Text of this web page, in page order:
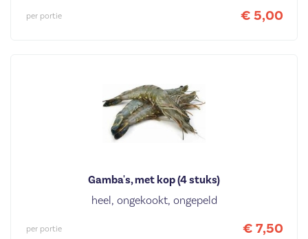
€ 5,00
per portie
Gamba's, met kop (4 stuks)
heel, ongekookt, ongepeld
€ 7,50
per portie